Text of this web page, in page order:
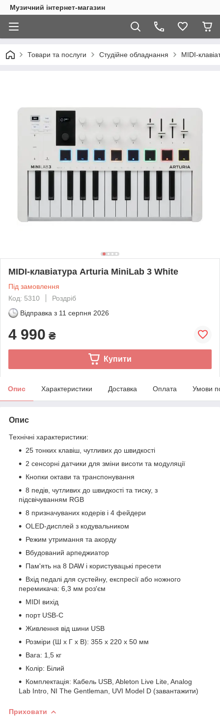
Музичний інтернет-магазин
Товари та послуги Студійне обладнання MIDI-
МІDI-клавіатура Arturia MiniLab 3 White
Під замовлення
Код: 5310
Роздріб
Відправка з 11 серпня 2026
4 990 ₴
Купити
Опис Характеристики Доставка Оплата Умови
Опис
Технічні характеристики:
25 тонких клавіш, чутливих до швидкості
2 сенсорні датчики для зміни висоти та модуляції
Кнопки октави та транспонування
8 педів, чутливих до швидкості та тиску, з
підсвічуванням RGB
8 призначуваних кодерів і 4 фейдери
OLED-дисплей з кодувальником
Режим утримання та акорду
Вбудований арпеджиатор
Пам'ять на 8 DAW і користувацькі пресети
Вхід педалі для сустейну, експресії або ножного
перемикача: 6,3 мм роз'єм
MIDI вихід
порт USB-C
Живлення від шини USB
Розміри (Ш x Г x В): 355 x 220 x 50 мм
Вага: 1,5 кг
Колір: Білий
Комплектація: Кабель USB, Ableton Live Lite, Analog
Lab Intro, NI The Gentleman, UVI Model D (завантажити)
Приховати